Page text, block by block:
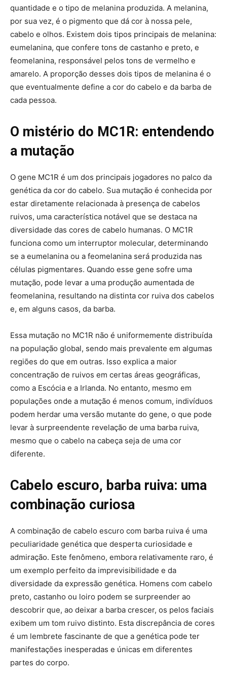
quantidade e o tipo de melanina produzida. A melanina,
por sua vez, é o pigmento que dá cor à nossa pele,
cabelo e olhos. Existem dois tipos principais de melanina:
eumelanina, que confere tons de castanho e preto, e
feomelanina, responsável pelos tons de vermelho e
amarelo. A proporção desses dois tipos de melanina é o
que eventualmente define a cor do cabelo e da barba de
cada pessoa.
O mistério do MC1R: entendendo
a mutação
O gene MC1R é um dos principais jogadores no palco da
genética da cor do cabelo. Sua mutação é conhecida por
estar diretamente relacionada à presença de cabelos
ruivos, uma característica notável que se destaca na
diversidade das cores de cabelo humanas. O MC1R
funciona como um interruptor molecular, determinando
se a eumelanina ou a feomelanina será produzida nas
células pigmentares. Quando esse gene sofre uma
mutação, pode levar a uma produção aumentada de
feomelanina, resultando na distinta cor ruiva dos cabelos
e, em alguns casos, da barba.
Essa mutação no MC1R não é uniformemente distribuída
na população global, sendo mais prevalente em algumas
regiões do que em outras. Isso explica a maior
concentração de ruivos em certas áreas geográficas,
como a Escócia e a Irlanda. No entanto, mesmo em
populações onde a mutação é menos comum, indivíduos
podem herdar uma versão mutante do gene, o que pode
levar à surpreendente revelação de uma barba ruiva,
mesmo que o cabelo na cabeça seja de uma cor
diferente.
Cabelo escuro, barba ruiva: uma
combinação curiosa
A combinação de cabelo escuro com barba ruiva é uma
peculiaridade genética que desperta curiosidade e
admiração. Este fenômeno, embora relativamente raro, é
um exemplo perfeito da imprevisibilidade e da
diversidade da expressão genética. Homens com cabelo
preto, castanho ou loiro podem se surpreender ao
descobrir que, ao deixar a barba crescer, os pelos faciais
exibem um tom ruivo distinto. Esta discrepância de cores
é um lembrete fascinante de que a genética pode ter
manifestações inesperadas e únicas em diferentes
partes do corpo.